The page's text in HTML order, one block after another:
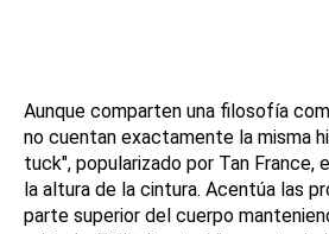
Aunque comparten una filosofía
no cuentan exactamente la misma
tuck", popularizado por Tan France,
la altura de la cintura. Acentúa las
parte superior del cuerpo